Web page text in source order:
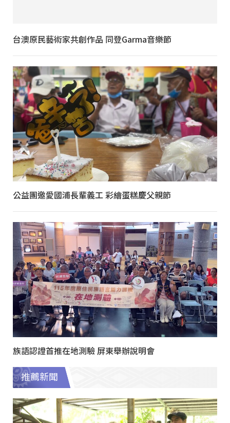
台澳原民藝術家共創作品 同登Garma音樂節
公益團邀愛國浦長輩義工 彩繪蛋糕慶父親節
族語認證首推在地測驗 屏東舉辦說明會
推薦新聞